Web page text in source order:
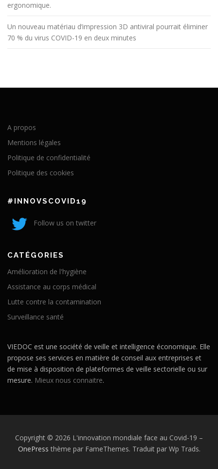
ergonomique.
Un nouveau matériau d’impression 3D antiviral pourrait éliminer
70 % du virus COVID-19 en deux minutes
A propos
Mentions légales
Politique de confidentialité
Politique des cookies
#INNOVSCOVID19
Follow us on twitter
CATÉGORIES
Amélioration de l'hygiène
Assistance au corps médical
Lutte contre la contamination
Surveillance santé
VIEDOC est une société de veille et intelligence économique. Elle
propose ses services en matière de conseil aux entreprises et
de mise à disposition de plateformes de veille sectorielle ou sur
mesure. Mieux nous connaitre.
Copyright © 2026 L'innovation mondiale face au Covid-19 –
OnePress thème par FameThemes. Traduit par Wp Trads.